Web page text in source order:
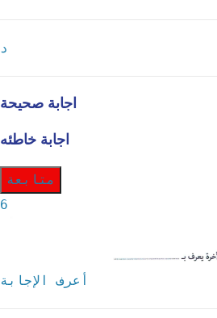
د
اجابة صحيحة
اجابة خاطئه
متابعة
6
أعرف الإجابة